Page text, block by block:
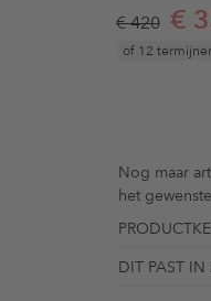
€ 420 €
of 12
Nog maar
het
DIT PAST IN